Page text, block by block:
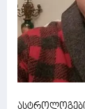
ასტროლოგები